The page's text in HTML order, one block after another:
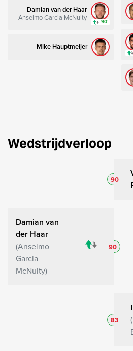
Damian van der Haar
Anselmo Garcia McNulty
90’
Mike Hauptmeijer
Wedstrijdverloop
90
Damian van
der Haar
Anselmo
Garcia
McNulty
90
83